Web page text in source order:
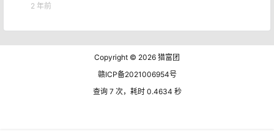
2 年前
Copyright © 2026 猎富团
赣ICP备2021006954号
查询 7 次，耗时 0.4634 秒